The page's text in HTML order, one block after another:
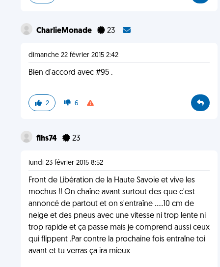
CharlieMonade 23
dimanche 22 février 2015 2:42
Bien d'accord avec #95 .
2 6
flhs74 23
lundi 23 février 2015 8:52
Front de Libération de la Haute Savoie et vive les
mochus !! On chaîne avant surtout des que c'est
annoncé de partout et on s'entraîne .....10 cm de
neige et des pneus avec une vitesse ni trop lente ni
trop rapide et ça passe mais je comprend aussi ceux
qui flippent .Par contre la prochaine fois entraîne toi
avant et tu verras ça ira mieux